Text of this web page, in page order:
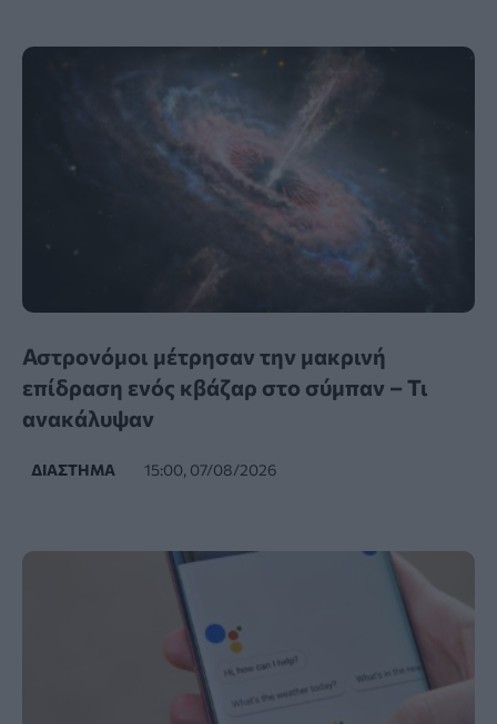
Αστρονόμοι μέτρησαν την μακρινή
επίδραση ενός κβάζαρ στο σύμπαν – Τι
ανακάλυψαν
ΔΙΆΣΤΗΜΑ 15:00, 07/08/2026